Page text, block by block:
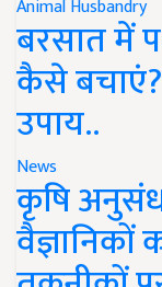
Animal Husbandry
बरसात में
कैसे
उपाय..
News
कृषि